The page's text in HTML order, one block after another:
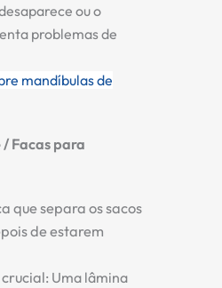
ou o
problemas de
mandíbulas de
Facas para
que separa os sacos
de estarem
crucial: Uma lâmina